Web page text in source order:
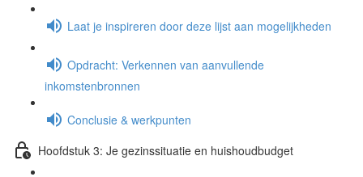
Laat je inspireren door deze lijst aan mogelijkheden
Opdracht: Verkennen van aanvullende
inkomstenbronnen
Conclusie & werkpunten
Hoofdstuk 3: Je gezinssituatie en huishoudbudget